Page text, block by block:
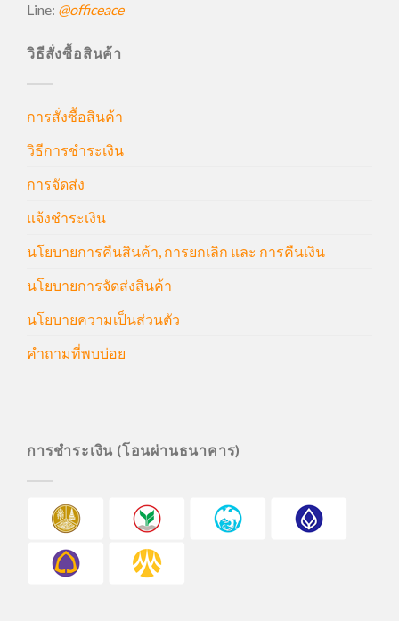
Line: @officeace
วิธีสั่งซื้อสินค้า
การสั่งซื้อสินค้า
วิธีการชำระเงิน
การจัดส่ง
แจ้งชำระเงิน
นโยบายการคืนสินค้า, การยกเลิก และ การคืนเงิน
นโยบายการจัดส่งสินค้า
นโยบายความเป็นส่วนตัว
คำถามที่พบบ่อย
การชำระเงิน (โอนผ่านธนาคาร)